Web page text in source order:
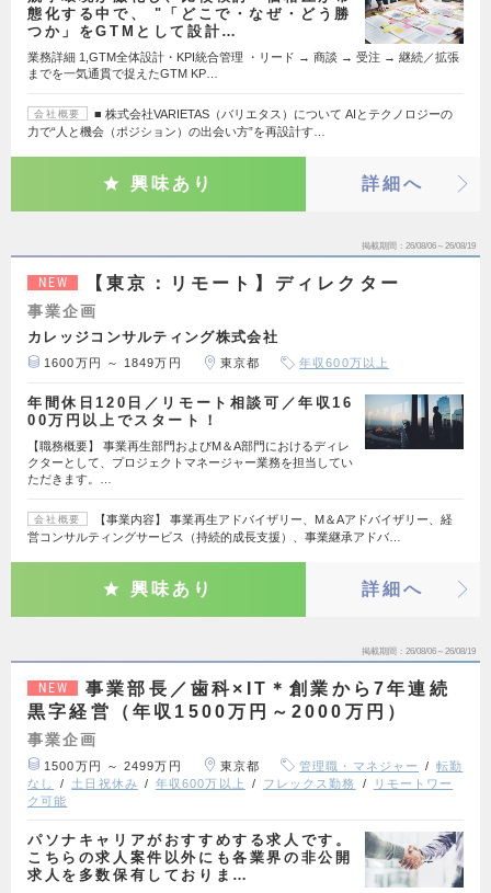
態化する中で、 "「どこで・なぜ・どう勝
つか」をGTMとして設計…
業務詳細 1,GTM全体設計・KPI統合管理 ・リード → 商談 → 受注 → 継続／拡張
までを一気通貫で捉えたGTM KP…
会社概要
■ 株式会社VARIETAS（バリエタス）について AIとテクノロジーの
力で“人と機会（ポジション）の出会い方”を再設計す…
興味あり 詳細へ
掲載期間 26/08/06～26/08/19
NEW 【東京：リモート】ディレクター
事業企画
カレッジコンサルティング株式会社
1600万円 ～ 1849万円 東京都 年収600万以上
年間休日120日／リモート相談可／年収16
00万円以上でスタート！
【職務概要】 事業再生部門およびM＆A部門におけるディレ
クターとして、プロジェクトマネージャー業務を担当してい
ただきます。…
会社概要
【事業内容】 事業再生アドバイザリー、M＆Aアドバイザリー、経
営コンサルティングサービス（持続的成長支援）、事業継承アドバ…
興味あり 詳細へ
掲載期間 26/08/06～26/08/19
NEW
事業部長／歯科×IT＊創業から7年連続
黒字経営（年収1500万円～2000万円）
事業企画
1500万円 ～ 2499万円 東京都 管理職・マネジャー
転勤
なし
土日祝休み 年収600万以上 フレックス勤務
リモートワー
ク可能
パソナキャリアがおすすめする求人です。
こちらの求人案件以外にも各業界の非公開
求人を多数保有しておりま…